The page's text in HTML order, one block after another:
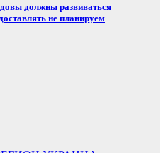
должны развиваться
не планируем